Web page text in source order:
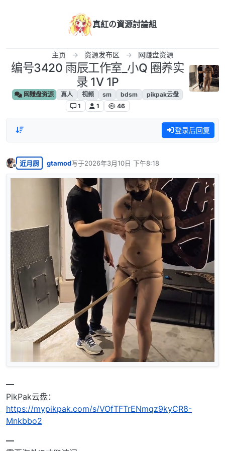
真紅の資源討論組
主页 资源发布区 网赚盘资源
编号3420 雨辰工作室_小Q 圈养实
录 1V 1P
网赚盘资源 真人 视频 sm bdsm
pikpak云盘
1
1 46
登录后回复
离线
近月厨 gtamod写于2026年3月10日 下午8:18
最后由 编辑
━
PikPak云盘：
https://mypikpak.com/s/VOfTFTrENmqz9kyCR8-
Mnkbbo2
━